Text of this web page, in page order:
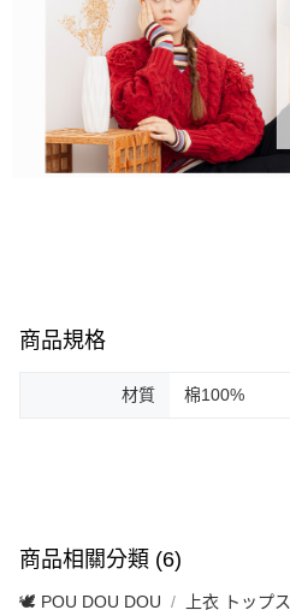
商品規格
材質 棉100%
商品相關分類 (6)
🕊️ POU DOU DOU 上衣 トップス